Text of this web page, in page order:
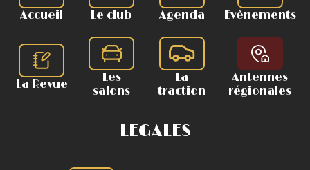
Accueil Le club Agenda Evènements
La Revue
Les
salons
La
traction
Antennes
régionales
LEGALES